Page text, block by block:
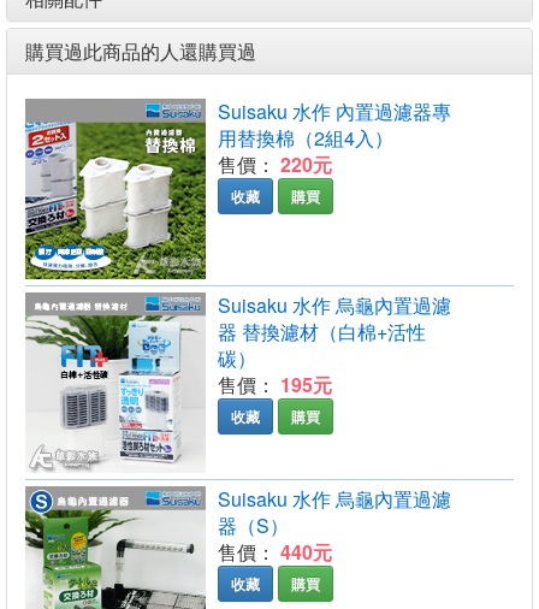
購買過此商品的人還購買過
Suisaku 水作 內置過濾器專
用替換棉（2組4入）
售價： 220元
收藏 購買
Suisaku 水作 烏龜內置過濾
器 替換濾材（白棉+活性
碳）
售價： 195元
收藏 購買
Suisaku 水作 烏龜內置過濾
器（S）
售價： 440元
收藏 購買